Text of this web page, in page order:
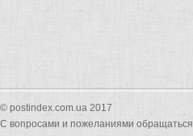
© postindex.com.ua 2017
С вопросами и пожеланиями обращаться